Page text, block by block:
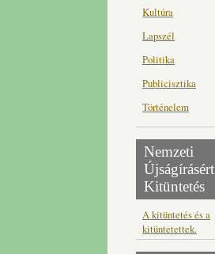
Kultúra
Lapszél
Politika
Publicisztika
Történelem
Nemzeti
Újságírásért
Kitüntetés
A kitüntetés és a
kitüntetettek.